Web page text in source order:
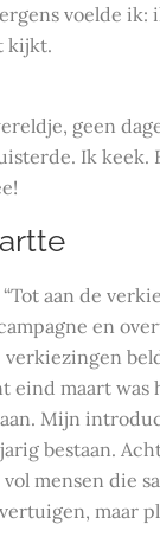
voelde
kijkt.
geen
Ik keek.
aan de
en
verkiezingen
eind maart was
Mijn
bestaan.
mensen die
maar